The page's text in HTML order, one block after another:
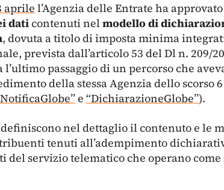
aprile l’Agenzia delle Entrate ha approvato
daticontenuti nelmodello di
, dovuta a titolo di imposta minima
prevista dall’articolo 53 del Dl n. 209/
passaggio di un percorso che
della stessa Agenzia dello scorso
e “DichiarazioneGlobe”).
nel dettaglio il contenuto e le
tenuti all’adempimento
del servizio telematico che operano